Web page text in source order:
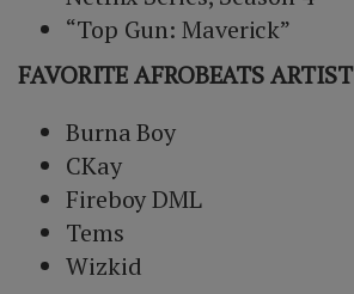
“Top Gun: Maverick”
FAVORITE AFROBEATS ARTIST
Burna Boy
CKay
Fireboy DML
Tems
Wizkid